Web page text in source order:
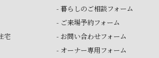
宅
- 暮らしのご相談フォーム
- ご来場予約フォーム
- お問い合わせフォーム
- オーナー専用フォーム